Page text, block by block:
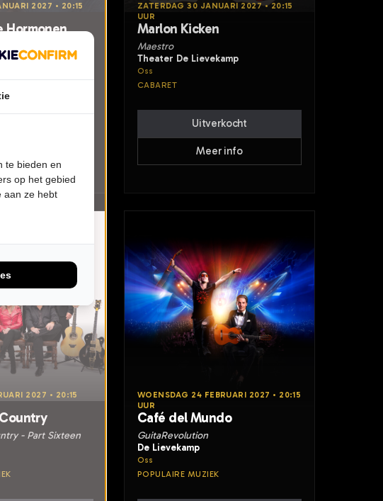
2027 • 20:15
Hormonen
Show
info
ZATERDAG 30 JANUARI 2027 • 20:15
UUR
Marlon Kicken
Maestro
Theater De Lievekamp
Oss
CABARET
Uitverkocht
Meer info
2027 • 20:15
- Part Sixteen
WOENSDAG 24 FEBRUARI 2027 • 20:15
UUR
Café del Mundo
GuitaRevolution
De Lievekamp
Oss
POPULAIRE MUZIEK
te bieden en
op het gebied
aan ze hebt